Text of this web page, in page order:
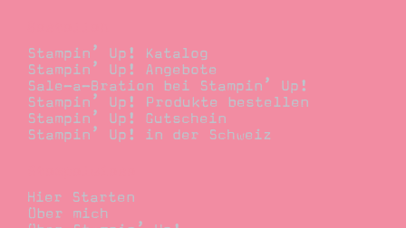
Stampin’ Up! Katalog
Stampin’ Up! Angebote
Sale-a-Bration bei Stampin’ Up!
Stampin’ Up! Produkte bestellen
Stampin’ Up! Gutschein
Stampin’ Up! in der Schweiz
Hier Starten
Über mich